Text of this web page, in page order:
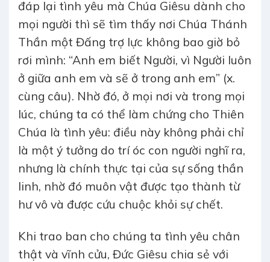
đáp lại tình yêu mà Chúa Giêsu dành cho
mọi người thì sẽ tìm thấy nơi Chúa Thánh
Thần một Đấng trợ lực không bao giờ bỏ
rơi mình: “Anh em biết Người, vì Người luôn
ở giữa anh em và sẽ ở trong anh em” (x.
cùng câu). Nhờ đó, ở mọi nơi và trong mọi
lúc, chúng ta có thể làm chứng cho Thiên
Chúa là tình yêu: điều này không phải chỉ
là một ý tưởng do trí óc con người nghĩ ra,
nhưng là chính thực tại của sự sống thần
linh, nhờ đó muôn vật được tạo thành từ
hư vô và được cứu chuộc khỏi sự chết.
Khi trao ban cho chúng ta tình yêu chân
thật và vĩnh cửu, Đức Giêsu chia sẻ với